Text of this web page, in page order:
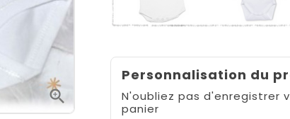

Personnalisation du
N'oubliez pas d'enregistrer
panier